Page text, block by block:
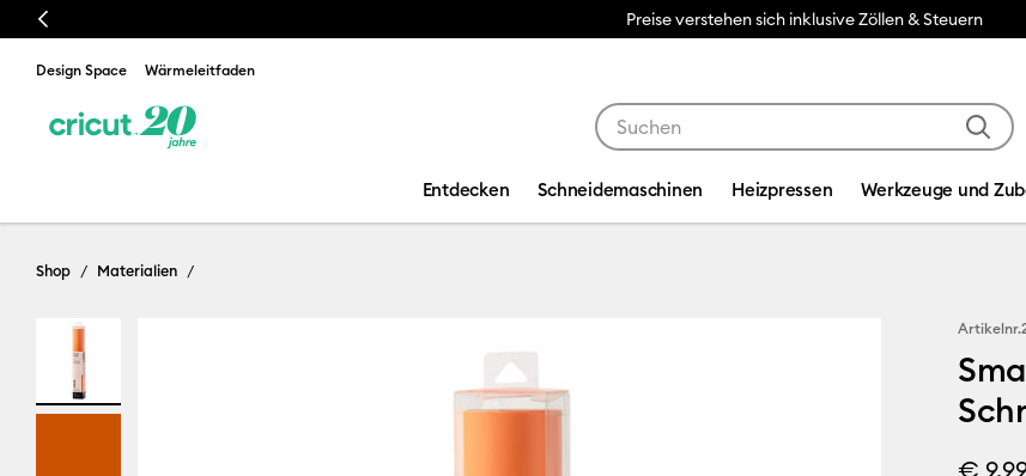
Previous Preise verstehen sich inklusive Zöllen & Steuern
Design Space Wärmeleitfaden
Entdecken Schneidemaschinen Heizpressen Werkzeuge und
Shop Materialien
Artikelnr.
€